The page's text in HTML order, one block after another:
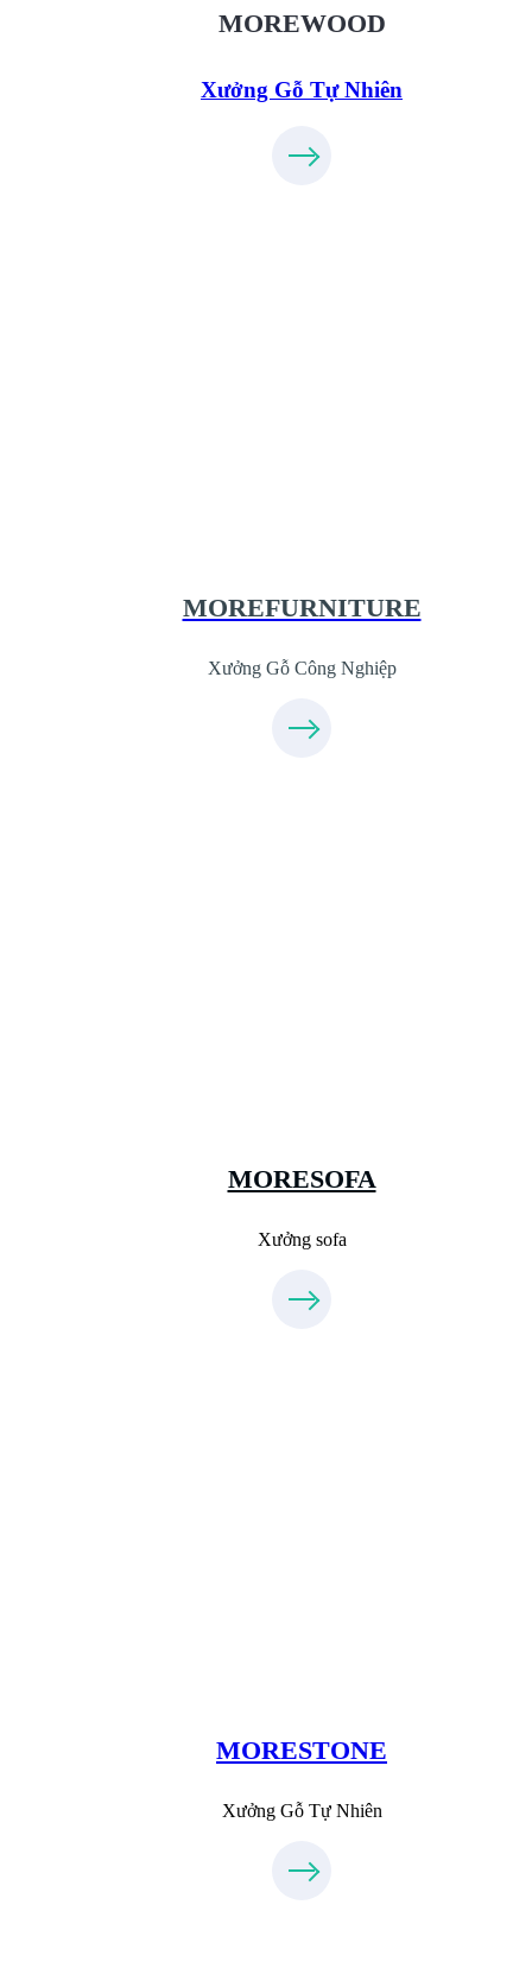
MOREWOOD
Xưởng Gỗ Tự Nhiên
MOREFURNITURE
Xưởng Gỗ Công Nghiệp
MORESOFA
Xưởng sofa
MORESTONE
Xưởng Gỗ Tự Nhiên